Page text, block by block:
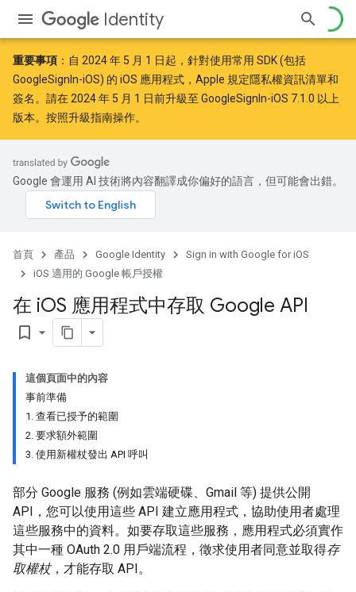
Identity
重要事項 ：自 2024 年 5 月 1 日起，針對使用常用 SDK (包括
GoogleSignIn-iOS) 的 iOS 應用程式，Apple 規定隱私權資訊清單和
簽名。請在 2024 年 5 月 1 日前升級至 GoogleSignIn-iOS 7.1.0 以上
版本。按照升級指南操作。
Google 會運用 AI 技術將內容翻譯成你偏好的語言，但可能會出錯。
首頁 產品 Google Identity
Sign in with Google for iOS
iOS 適用的 Google 帳戶授權
在 iOS 應用程式中存取 Google API
bookmark_border
這個頁面中的內容
事前準備
1. 查看已授予的範圍
2. 要求額外範圍
3. 使用新權杖發出 API 呼叫
部分 Google 服務 (例如雲端硬碟、Gmail 等) 提供公開
API，您可以使用這些 API 建立應用程式，協助使用者處理
這些服務中的資料。如要存取這些服務，應用程式必須實作
其中一種 OAuth 2.0 用戶端流程，徵求使用者同意並取得存
取權杖，才能存取 API。